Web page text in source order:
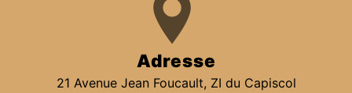
Adresse
21 Avenue Jean Foucault, ZI du Capiscol